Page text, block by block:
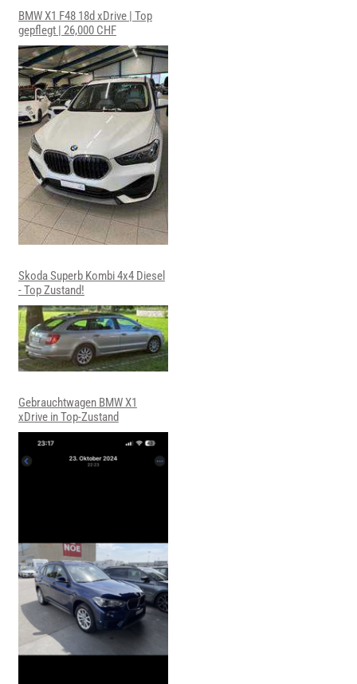
BMW X1 F48 18d xDrive | Top
gepflegt | 26,000 CHF
Skoda Superb Kombi 4x4 Diesel
- Top Zustand!
Gebrauchtwagen BMW X1
xDrive in Top-Zustand